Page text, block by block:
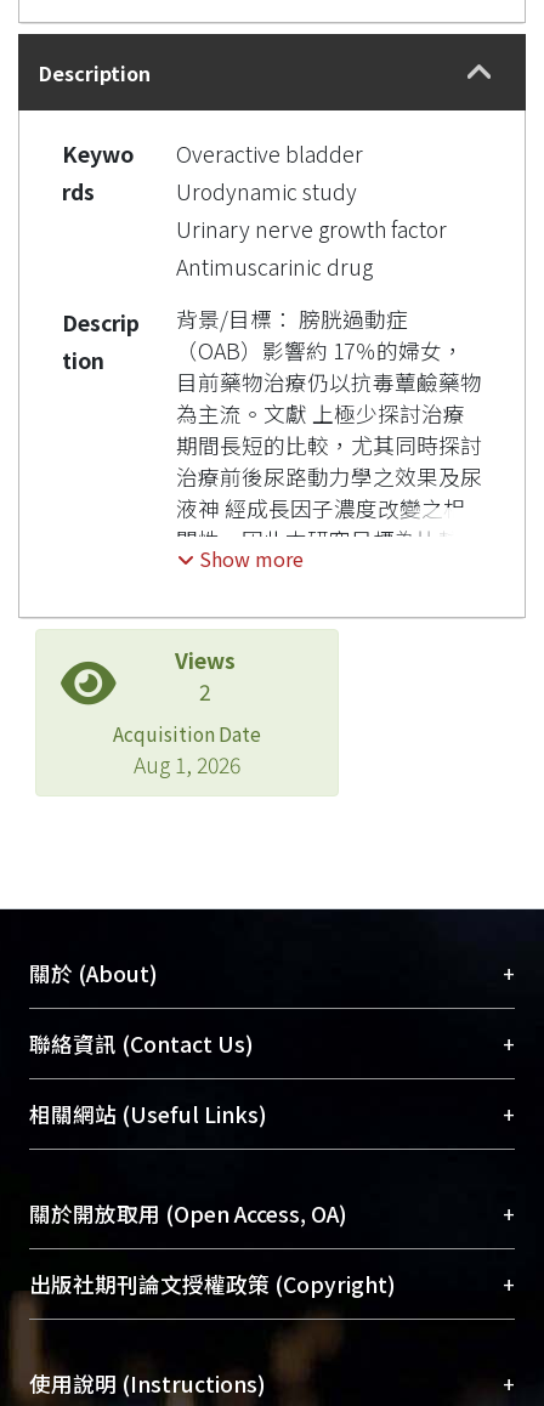
Description
Keywo
rds
Overactive bladder
Urodynamic study
Urinary nerve growth factor
Antimuscarinic drug
Descrip
tion
背景/目標： 膀胱過動症
（OAB）影響約 17％的婦女，
目前藥物治療仍以抗毒蕈鹼藥物
為主流。文獻 上極少探討治療
期間長短的比較，尤其同時探討
治療前後尿路動力學之效果及尿
液神 經成長因子濃度改變之相
關性。因此本研究目標為比較接
受抗毒蕈鹼藥物 3個月對照 6 個
分組，同時比較兩組間在治療前
後其尿路動力學效 果及尿液神
經成長因子濃度變化之相關性，
並探討與 OAB 相關問卷及膀胱
日誌之變化。 病人及方法： 預
計於三年內在台大醫院婦產部收
兩組，比較治療前後下列之變
長因子濃度、三日膀胱日誌、中
文版 OABSS 問卷、中文版 UDI-
6 及 IIQ-7 問卷及中文版 King’s
Health 問卷。 預期成果： 300
常，進一步分析可得 到與尿液
神經成長因子濃度之關連性，以
為最佳。又， 在治療停藥後追
蹤期間有多少比率會發生復發，
並進一步分析其危險因子。
Show more
Views
2
Acquisition Date
Aug 1, 2026
關於 (About) +
臺大位居世界頂尖大學之列，為永久珍藏及向國際
展現本校豐碩的研究成果及學術能量，圖書館整合
機構典藏（NTUR）與學術庫（AH）不同功能平
台，成為臺大學術典藏NTU scholars。期能整合研
成果。
To permanently archive and promote researcher
profiles and scholarly works, Library integrates the
services of “NTU Repository” with “Academic
Hub” to form NTU Scholars.
聯絡資訊 (Contact Us) +
總館學科館員(Main Library)
醫學圖書館學科館員(Medical Library)
Sciences Library)
相關網站 (Useful Links) +
關於開放取用 (Open Access, OA) +
開放取用是從使用者角度提升資訊取用性的社會運
動，應用在學術研究上是透過將研究著作公開供使
用者自由取閱，以促進學術傳播及因應期刊訂購費
用逐年攀升。同時可加速研究發展、提升研究影響
出版社期刊論文授權政策 (Copyright) +
請確認所上傳的全文是原創的內容，若該文件包
含部分內容的版權非匯入者所有，或由第三方贊
使用說明 (Instructions) +